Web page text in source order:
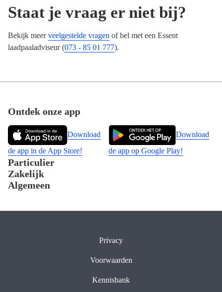
Staat je vraag er niet bij?
Bekijk meerveelgestelde vragen of bel met een Essent
laadpaaladviseur (073 - 85 01 777).
Footer
Ontdek onze app
Download
de app in de App Store!
Download
de app op Google Play!
Particulier
Zakelijk
Algemeen
Privacy
Voorwaarden
Kennisbank